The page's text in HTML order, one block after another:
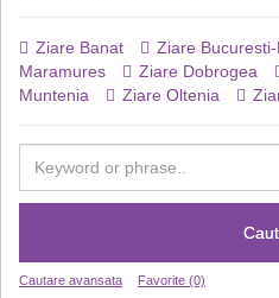
Ziare Banat Ziare
Maramures
Ziare Dobrogea
Muntenia
Ziare Oltenia
Cautare avansata Favorite (0)